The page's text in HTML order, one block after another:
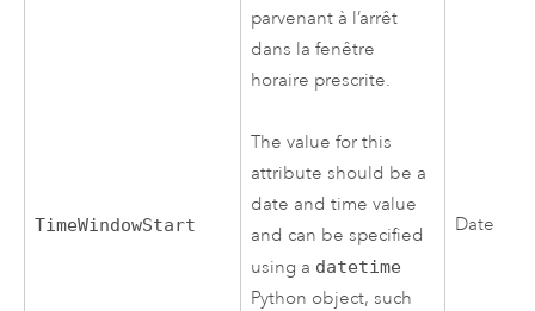
TimeWindowStart
parvenant à l’arrêt
dans la fenêtre
horaire prescrite.
The value for this
attribute should be a
date and time value
and can be specified
using a datetime
Python object, such
Date